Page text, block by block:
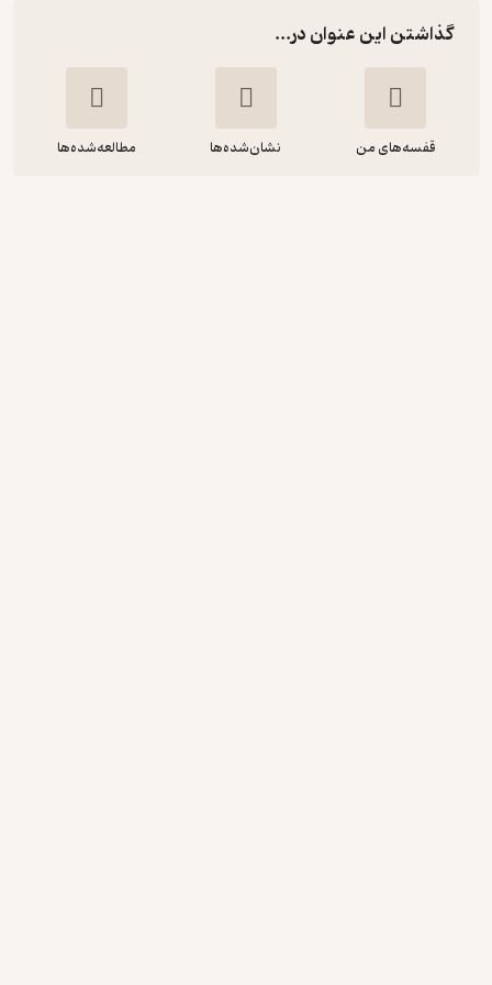
گذاشتن این عنوان در...
قفسه‌های من نشان‌شده‌ها مطالعه‌شده‌ها